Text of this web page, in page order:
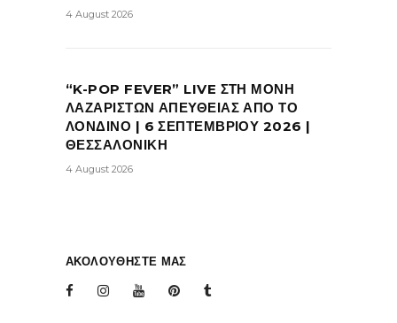
4 August 2026
“K-POP FEVER” LIVE ΣΤΗ ΜΟΝΗ
ΛΑΖΑΡΙΣΤΩΝ ΑΠΕΥΘΕΙΑΣ ΑΠΟ ΤΟ
ΛΟΝΔΙΝΟ | 6 ΣΕΠΤΕΜΒΡΙΟΥ 2026 |
ΘΕΣΣΑΛΟΝΙΚΗ
4 August 2026
ΑΚΟΛΟΥΘΗΣΤΕ ΜΑΣ